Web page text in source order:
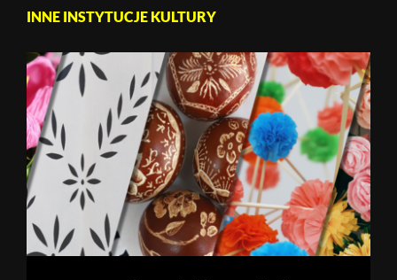
INNE INSTYTUCJE KULTURY